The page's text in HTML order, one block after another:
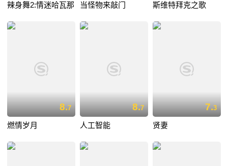
辣身舞2:情迷哈瓦那 当怪物来敲门 斯维特拜克之歌
8.7
燃情岁月
8.7
人工智能
7.3
贤妻